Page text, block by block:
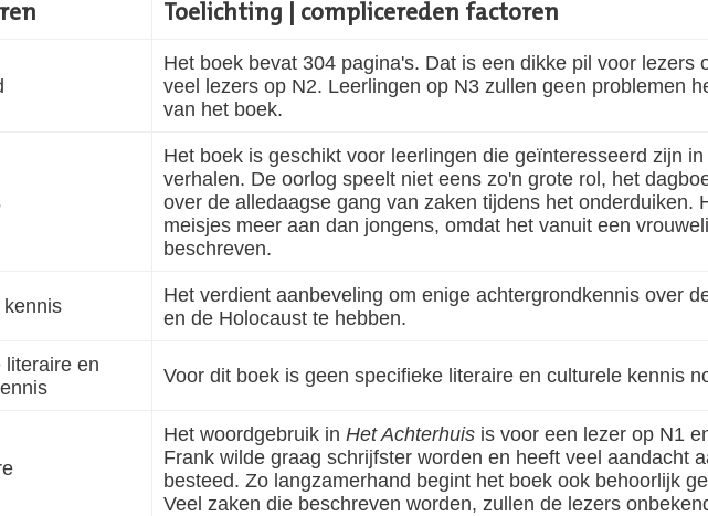
Toelichting | complicereden factoren
Het boek bevat 304 pagina's. Dat is een dikke pil voor lezers
veel lezers op N2. Leerlingen op N3 zullen geen problemen
van het boek.
Het boek is geschikt voor leerlingen die geïnteresseerd zijn
verhalen. De oorlog speelt niet eens zo'n grote rol, het
over de alledaagse gang van zaken tijdens het onderduiken.
meisjes meer aan dan jongens, omdat het vanuit een
beschreven.
Het verdient aanbeveling om enige achtergrondkennis over
en de Holocaust te hebben.
literaire en
Voor dit boek is geen specifieke literaire en culturele kennis
Het woordgebruik in Het Achterhuis is voor een lezer op N1
Frank wilde graag schrijfster worden en heeft veel aandacht
besteed. Zo langzamerhand begint het boek ook behoorlijk
Veel zaken die beschreven worden, zullen de lezers